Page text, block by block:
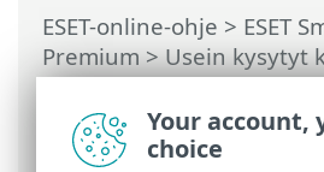
ESET-online-ohje > ESET
Premium>Usein kysytyt
Kuinka ratkaista ESET
tehtyyn tuotteen
liittyvä ongelma> Tuotetta
Your account,
choice